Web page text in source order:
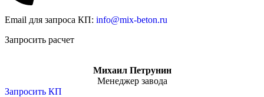
Email для запроса КП: info@mix-beton.ru
Запросить расчет
Михаил Петрунин
Менеджер завода
Запросить КП